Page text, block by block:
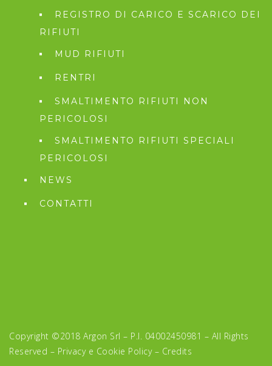
REGISTRO DI CARICO E SCARICO DEI
RIFIUTI
MUD RIFIUTI
RENTRI
SMALTIMENTO RIFIUTI NON
PERICOLOSI
SMALTIMENTO RIFIUTI SPECIALI
PERICOLOSI
NEWS
CONTATTI
Copyright ©2018 Argon Srl – P.I. 04002450981 – All Rights
Reserved – Privacy e Cookie Policy– Credits